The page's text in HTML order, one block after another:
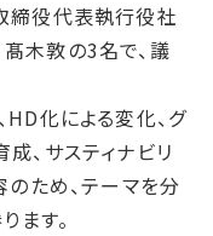
締役代表執行役社
敦の3名で、議
化による変化、グ
、サスティナビリ
ため、テーマを分
ます。